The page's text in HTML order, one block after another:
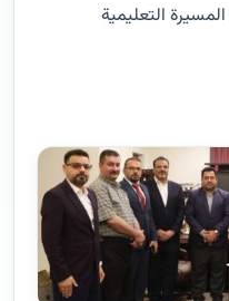
التعليمية